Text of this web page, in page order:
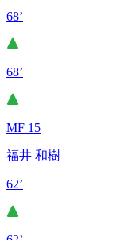
68’
68’
MF 15
福井 和樹
62’